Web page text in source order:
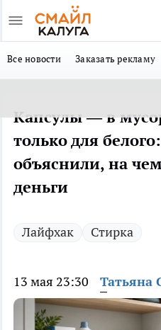
Все новости Заказать рекламу
Капсулы — в
только для
объяснили, на
деньги
Лайфхак Стирка
13 мая 23:30 Татьяна